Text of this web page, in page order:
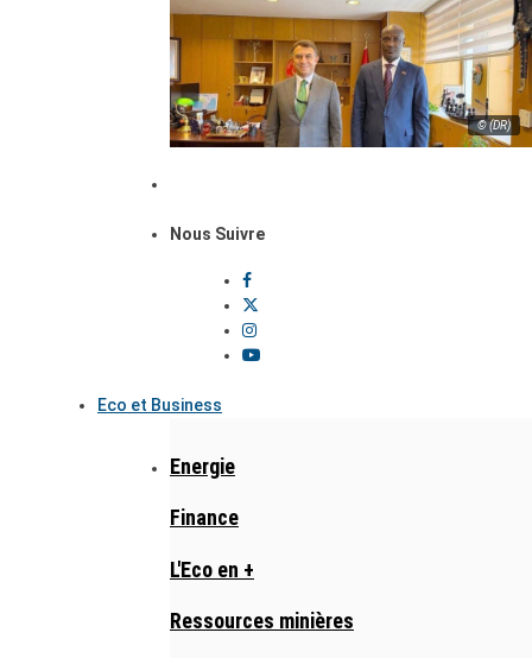
© (DR)
Nous Suivre
Eco et Business
Energie
Finance
L'Eco en +
Ressources minières